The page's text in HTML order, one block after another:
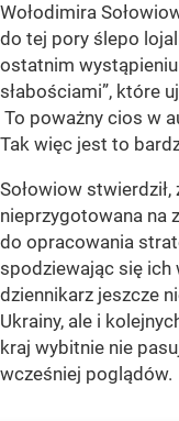
Wołodimira
do tej pory ślepo
ostatnim wystąpieniu
słabościami”, które
To poważny cios w
Tak więc jest to
Sołowiow
nieprzygotowana na
do opracowania
spodziewając się ich
dziennikarz jeszcze
Ukrainy, ale i
kraj wybitnie nie
wcześniej poglądów.